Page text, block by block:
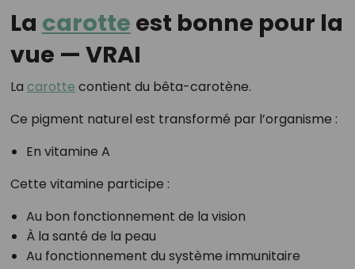
La carotte est bonne pour la
vue — VRAI
La carotte contient du bêta-carotène.
Ce pigment naturel est transformé par l’organisme :
En vitamine A
Cette vitamine participe :
Au bon fonctionnement de la vision
À la santé de la peau
Au fonctionnement du système immunitaire